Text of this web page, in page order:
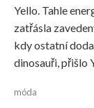
Yello. Tahle
zatřásla
kdy ostatní
dinosauři, přišlo
móda